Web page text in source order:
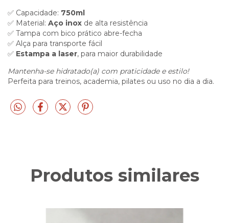
✅ Capacidade: 750ml
✅ Material: Aço inox de alta resistência
✅ Tampa com bico prático abre-fecha
✅ Alça para transporte fácil
✅ Estampa a laser, para maior durabilidade
Mantenha-se hidratado(a) com praticidade e estilo!
Perfeita para treinos, academia, pilates ou uso no dia a dia.
Produtos similares